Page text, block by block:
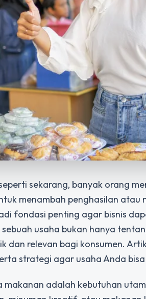
sekarang, banyak orang
menambah penghasilan
fondasi penting agar bisnis
sebuah usaha bukan hanya
dan relevan bagi konsumen.
strategi agar usaha Anda
makanan adalah kebutuhan